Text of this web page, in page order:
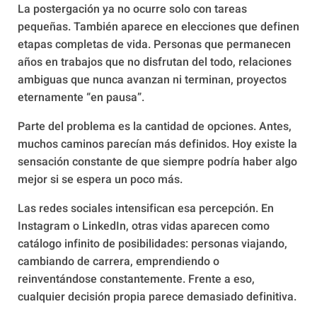
La postergación ya no ocurre solo con tareas
pequeñas. También aparece en elecciones que definen
etapas completas de vida. Personas que permanecen
años en trabajos que no disfrutan del todo, relaciones
ambiguas que nunca avanzan ni terminan, proyectos
eternamente “en pausa”.
Parte del problema es la cantidad de opciones. Antes,
muchos caminos parecían más definidos. Hoy existe la
sensación constante de que siempre podría haber algo
mejor si se espera un poco más.
Las redes sociales intensifican esa percepción. En
Instagram o LinkedIn, otras vidas aparecen como
catálogo infinito de posibilidades: personas viajando,
cambiando de carrera, emprendiendo o
reinventándose constantemente. Frente a eso,
cualquier decisión propia parece demasiado definitiva.